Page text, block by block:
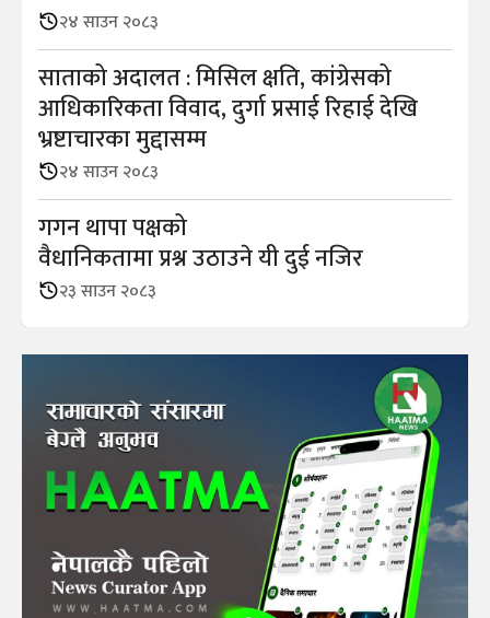
२४ साउन २०८३
साताको अदालत : मिसिल क्षति, कांग्रेसको
आधिकारिकता विवाद, दुर्गा प्रसाई रिहाई देखि
भ्रष्टाचारका मुद्दासम्म
२४ साउन २०८३
गगन थापा पक्षको
वैधानिकतामा प्रश्न उठाउने यी दुई नजिर
२३ साउन २०८३